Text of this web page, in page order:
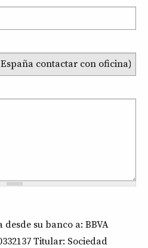
su banco a: BBVA
Titular: Sociedad